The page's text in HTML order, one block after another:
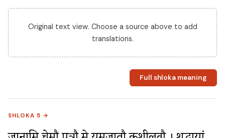
Original text view. Choose a source above to add
translations.
Full shloka meaning
SHLOKA 5 →